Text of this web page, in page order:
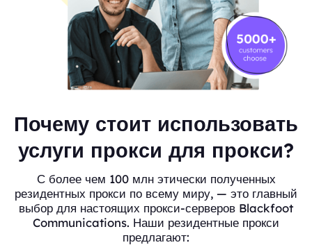
Почему стоит использовать
услуги прокси для прокси?
С более чем 100 млн этически полученных
резидентных прокси по всему миру, — это главный
выбор для настоящих прокси-серверов Blackfoot
Communications. Наши резидентные прокси
предлагают: